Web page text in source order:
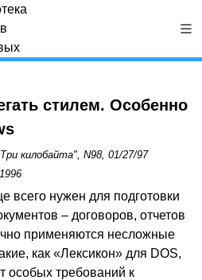
стилем. Особенно
килобайта", N98, 01/27/97
всего нужен для подготовки
– договоров, отчетов
применяются несложные
как «Лексикон» для DOS,
особых требований к